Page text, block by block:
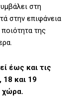
στη
στην επιφάνεια
της
έως και τις
και 19
χώρα.